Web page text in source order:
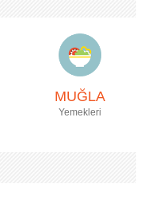
MUĞLA
Yemekleri